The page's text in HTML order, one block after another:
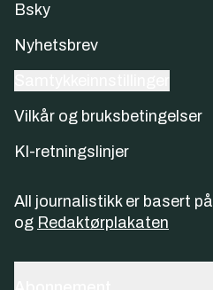
Bsky
Nyhetsbrev
Vilkår og bruksbetingelser
KI-retningslinjer
All journalistikk er basert på
og Redaktørplakaten